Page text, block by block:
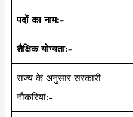
पदों का नाम:-
शैक्षिक योग्यता:-
राज्य के अनुसार सरकारी
नौकरियां:-